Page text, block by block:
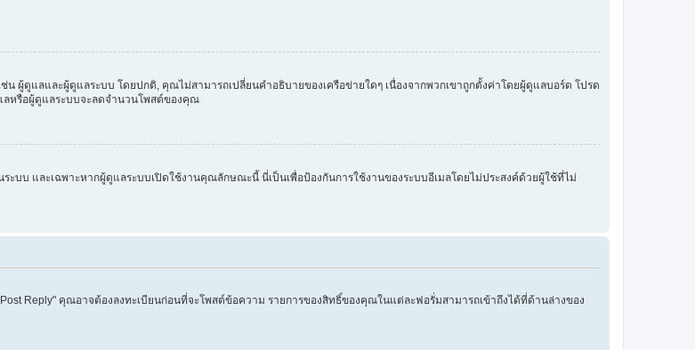
ดูแลและผู้ดูแลระบบ โดยปกติ, คุณไม่สามารถเปลี่ยนคำอธิบายของเครือข่ายใดๆ เนื่องจากพวกเขาถูกตั้งค่าโดยผู้ดูแลบอร์ด โปรด
ลหรือผู้ดูแลระบบจะลดจำนวนโพสต์ของคุณ
ะบบ และเฉพาะหากผู้ดูแลระบบเปิดใช้งานคุณลักษณะนี้ นี่เป็นเพื่อป้องกันการใช้งานของระบบอีเมลโดยไม่ประสงค์ด้วยผู้ใช้ที่ไม่
Reply" คุณอาจต้องลงทะเบียนก่อนที่จะโพสต์ข้อความ รายการของสิทธิ์ของคุณในแต่ละฟอรั่มสามารถเข้าถึงได้ที่ด้านล่างของ